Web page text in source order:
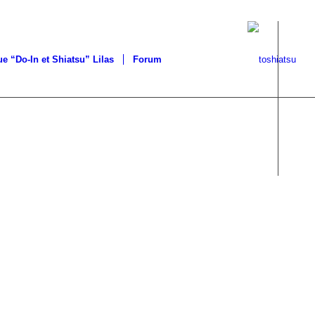
“Do-In et Shiatsu” Lilas Forum